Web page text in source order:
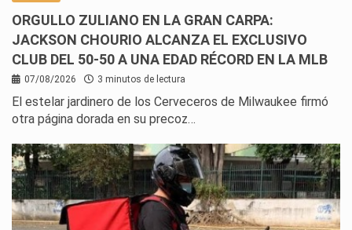
ORGULLO ZULIANO EN LA GRAN CARPA:
JACKSON CHOURIO ALCANZA EL EXCLUSIVO
CLUB DEL 50-50 A UNA EDAD RÉCORD EN LA MLB
07/08/2026 3 minutos de lectura
El estelar jardinero de los Cerveceros de Milwaukee firmó
otra página dorada en su precoz…